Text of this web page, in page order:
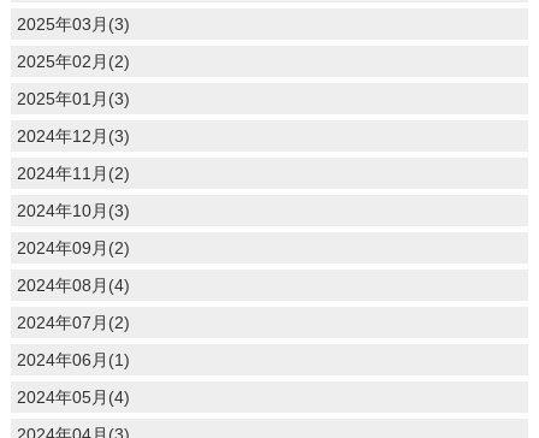
2025年03月(3)
2025年02月(2)
2025年01月(3)
2024年12月(3)
2024年11月(2)
2024年10月(3)
2024年09月(2)
2024年08月(4)
2024年07月(2)
2024年06月(1)
2024年05月(4)